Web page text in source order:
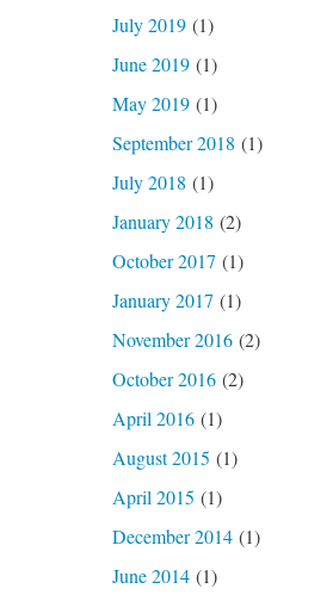
July 2019(1)
June 2019(1)
May 2019(1)
September 2018 (1)
July 2018 (1)
January 2018 (2)
October 2017 (1)
January 2017 (1)
November 2016(2)
October 2016(2)
April 2016(1)
August 2015 (1)
April 2015 (1)
December 2014(1)
June 2014(1)